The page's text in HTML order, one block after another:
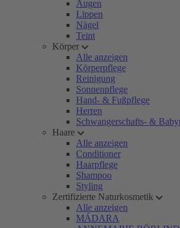
Augen
Lippen
Nägel
Teint
Körper
Alle anzeigen
Körperpflege
Reinigung
Sonnenpflege
Hand- & Fußpflege
Herren
Schwangerschafts- &
Haare
Alle anzeigen
Conditioner
Haarpflege
Shampoo
Styling
Zertifizierte Naturkosmetik
Alle anzeigen
MÁDARA